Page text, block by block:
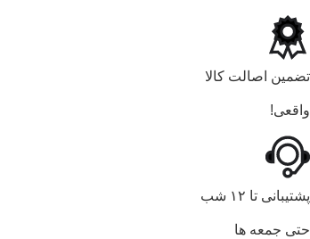
تضمین اصالت کالا
واقعی!
پشتیبانی تا ۱۲ شب
حتی جمعه ها